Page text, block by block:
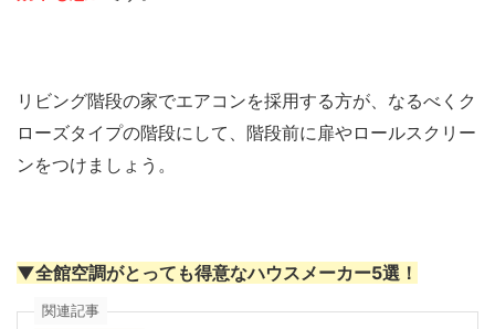
リビング階段の家でエアコンを採用する方が、なるべくク
ローズタイプの階段にして、階段前に扉やロールスクリー
ンをつけましょう。
▼全館空調がとっても得意なハウスメーカー5選！
関連記事